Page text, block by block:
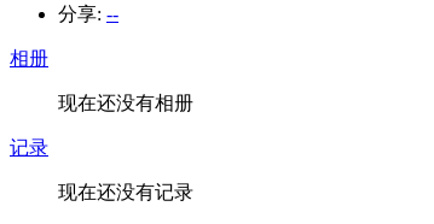
分享: --
相册
现在还没有相册
记录
现在还没有记录